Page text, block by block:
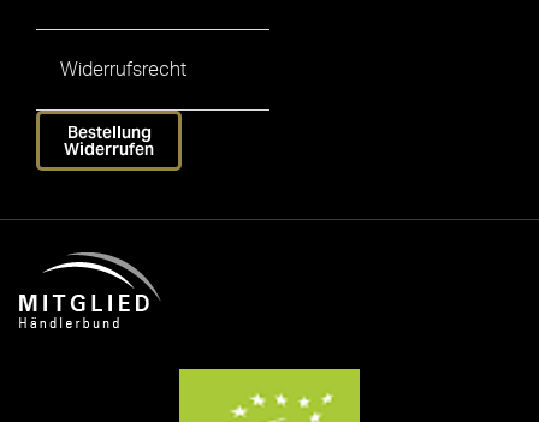
Widerrufsrecht
Bestellung
Widerrufen